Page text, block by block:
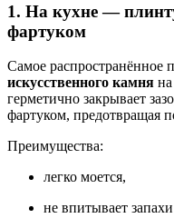
1. На кухне —
фартуком
Самое
искусственного камня
герметично закрывает
фартуком, предотвращая
Преимущества:
легко моется,
не впитывает